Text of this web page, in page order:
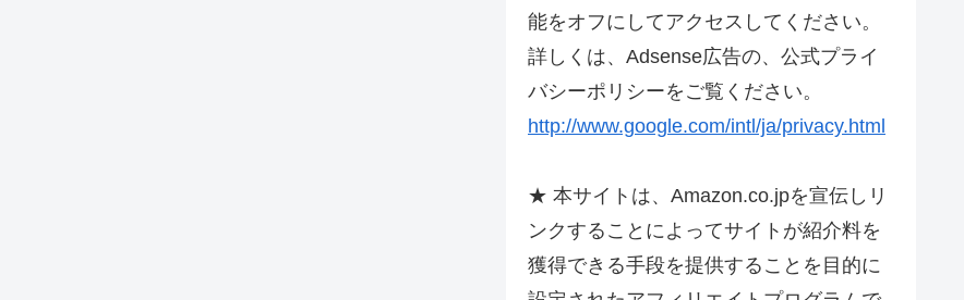
能をオフにしてアクセスしてください。
詳しくは、Adsense広告の、公式プライ
バシーポリシーをご覧ください。
http://www.google.com/intl/ja/privacy.html
★ 本サイトは、Amazon.co.jpを宣伝しリ
ンクすることによってサイトが紹介料を
獲得できる手段を提供することを目的に